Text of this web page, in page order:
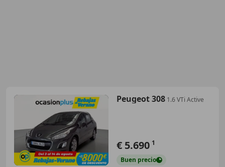
Peugeot 308 1.6 VTi Active
€ 5.690 1
Buen precio